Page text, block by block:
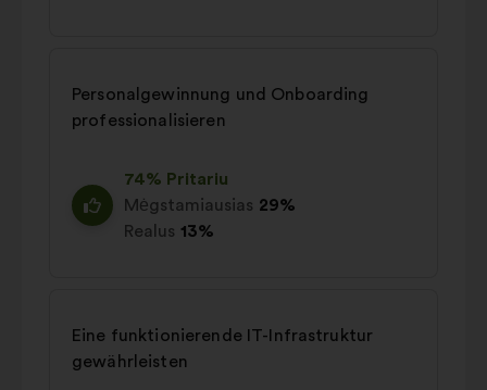
Personalgewinnung und Onboarding
professionalisieren
74% Pritariu
Mėgstamiausias 29%
Realus 13%
Eine funktionierende IT-Infrastruktur
gewährleisten